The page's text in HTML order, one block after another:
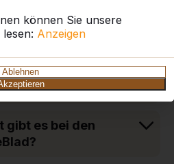
können Sie unsere
Anzeigen
Ablehnen
Picknicksets?
gilt bei der
und Bänken
gibt es bei den